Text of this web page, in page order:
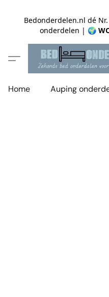
Bedonderdelen.nl dé
onderdelen | 🌍
Home Auping